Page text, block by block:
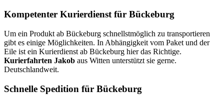
Kompetenter Kurierdienst für Bückeburg
Um ein Produkt ab Bückeburg schnellstmöglich zu transportieren
gibt es einige Möglichkeiten. In Abhängigkeit vom Paket und der
Eile ist ein Kurierdienst ab Bückeburg hier das Richtige.
Kurierfahrten Jakob aus Witten unterstützt sie gerne.
Deutschlandweit.
Schnelle Spedition für Bückeburg